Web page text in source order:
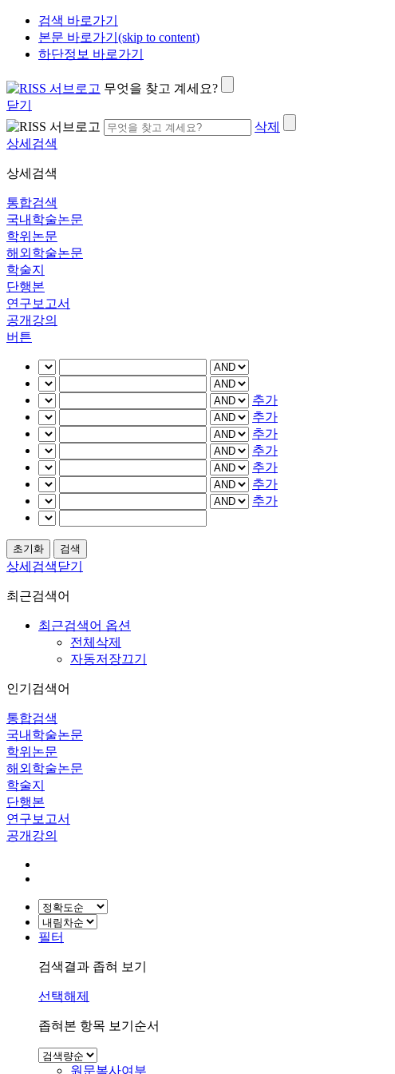
검색 바로가기
본문 바로가기(skip to content)
하단정보 바로가기
무엇을 찾고 계세요?
닫기
삭제
상세검색
상세검색
통합검색
국내학술논문
학위논문
해외학술논문
학술지
단행본
연구보고서
공개강의
버튼
추가
추가
추가
추가
추가
추가
추가
상세검색닫기
최근검색어
최근검색어 옵션
전체삭제
자동저장끄기
인기검색어
통합검색
국내학술논문
학위논문
해외학술논문
학술지
단행본
연구보고서
공개강의
필터
검색결과 좁혀 보기
선택해제
좁혀본 항목 보기순서
원문복사여부